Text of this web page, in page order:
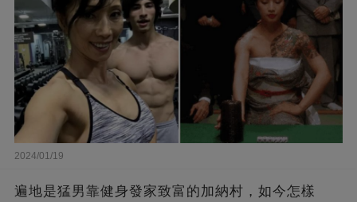
2024/01/19
遍地是猛男靠健身發家致富的加納村，如今怎樣